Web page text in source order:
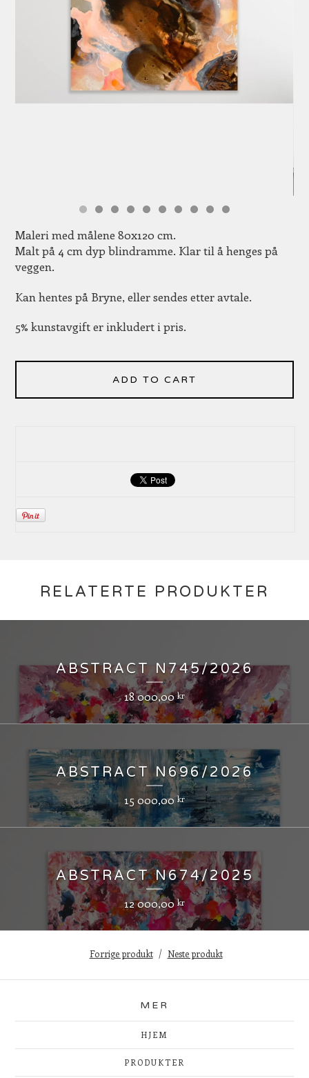
Maleri med målene 80x120 cm.
Malt på 4 cm dyp blindramme. Klar til å henges på
veggen.
Kan hentes på Bryne, eller sendes etter avtale.
5% kunstavgift er inkludert i pris.
ADD TO CART
RELATERTE PRODUKTER
ABSTRACT N745/2026
18 000,00kr
ABSTRACT N696/2026
15 000,00kr
ABSTRACT N674/2025
12 000,00kr
Forrige produkt Neste produkt
MER
HJEM
PRODUKTER